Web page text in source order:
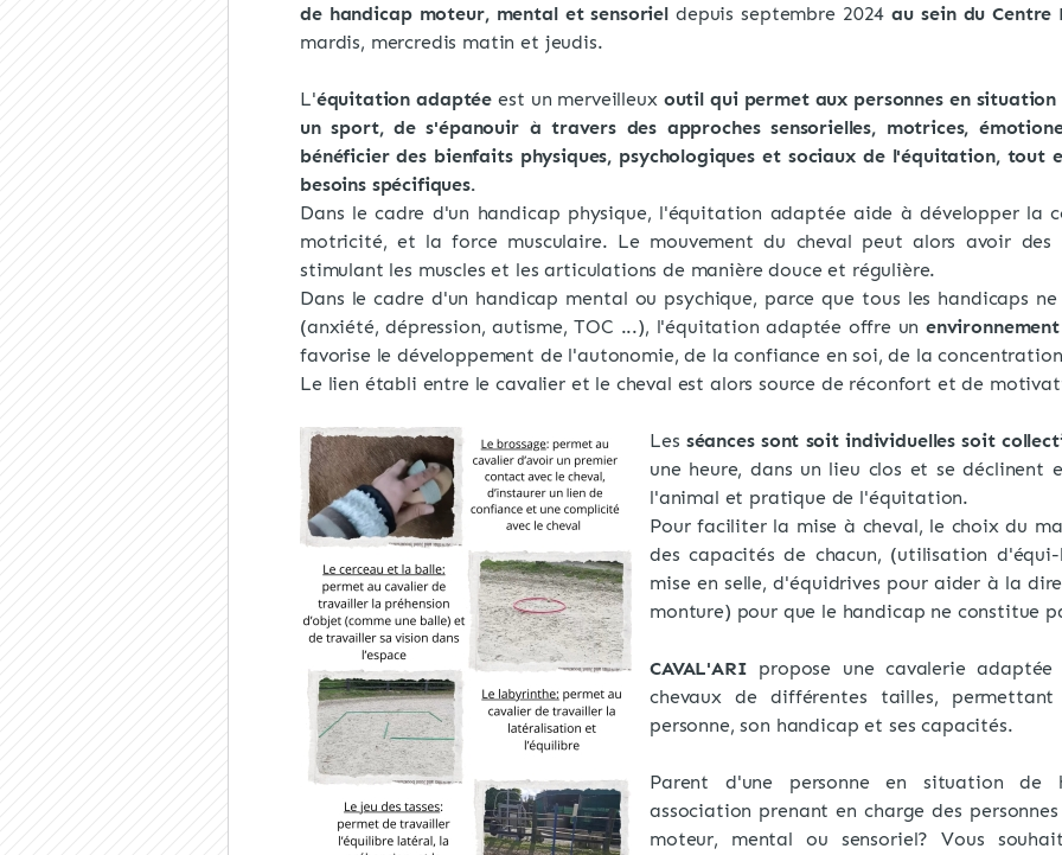
de handicap moteur, mental et sensorieldepuis septembre 2024au sein du Centre
mardis, mercredis matin et jeudis.
L'équitation adaptée est un merveilleux outil qui permet aux personnes en
un sport, de s'épanouir à travers des approches sensorielles, motrices,
bénéficier des bienfaits physiques, psychologiques et sociaux de l'équitation, tout
besoins spécifiques.
Dans le cadre d'un handicap physique, l'équitation adaptée aide à développer la
motricité, et la force musculaire. Le mouvement du cheval peut alors avoir des
stimulant les muscles et les articulations de manière douce et régulière.
Dans le cadre d'un handicap mental ou psychique, parce que tous les handicaps
(anxiété, dépression, autisme, TOC ...), l'équitation adaptée offre un
favorise le développement de l'autonomie, de la confiance en soi, de la
Le lien établi entre le cavalier et le cheval est alors source de réconfort et de
Les séances sont soit individuelles soit
une heure, dans un lieu clos et se déclinent
l'animal et pratique de l'équitation.
Pour faciliter la mise à cheval, le choix du
des capacités de chacun, (utilisation
mise en selle, d'équidrives pour aider à la
monture) pour que le handicap ne constitue
CAVAL'ARI propose une cavalerie
chevaux de différentes tailles,
personne, son handicap et ses capacités.
Parent d'une personne en situation de
association prenant en charge des
moteur, mental ou sensoriel? Vous